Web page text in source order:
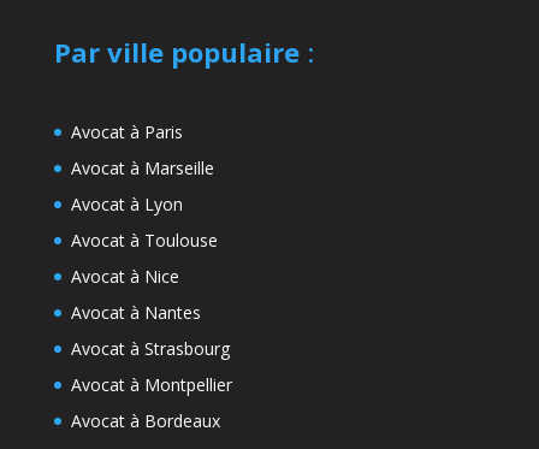
Par ville populaire:
Avocat à Paris
Avocat à Marseille
Avocat à Lyon
Avocat à Toulouse
Avocat à Nice
Avocat à Nantes
Avocat à Strasbourg
Avocat à Montpellier
Avocat à Bordeaux